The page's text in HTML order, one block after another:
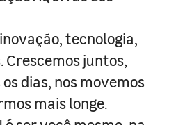
tecnologia,
Crescemos juntos,
dias, nos movemos
mais longe.